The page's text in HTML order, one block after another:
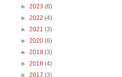
► 2023 (6)
► 2022 (4)
► 2021 (3)
► 2020 (6)
► 2019 (3)
► 2018 (4)
► 2017 (3)